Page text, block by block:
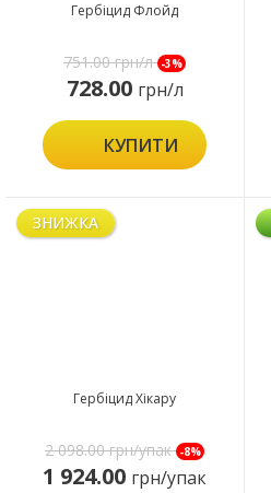
Гербіцид Флойд
751.00грн/л -3%
728.00 грн/л
КУПИТИ
ЗНИЖКА
Гербіцид Хікару
2 098.00грн/упак -8%
1 924.00 грн/упак